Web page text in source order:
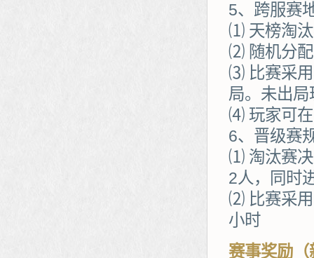
5、跨服赛
⑴ 天榜淘汰
⑵ 随机分配
⑶ 比赛采用
局。未出
⑷ 玩家可在
6、晋级赛
⑴ 淘汰赛决
2人，同时
⑵ 比赛采用
小时
赛事奖励（